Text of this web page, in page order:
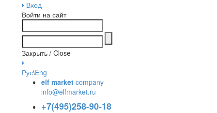
Вход
Войти на сайт
Закрыть / Close
Рус\Eng
elf market company
info@elfmarket.ru
+7(495)258-90-18